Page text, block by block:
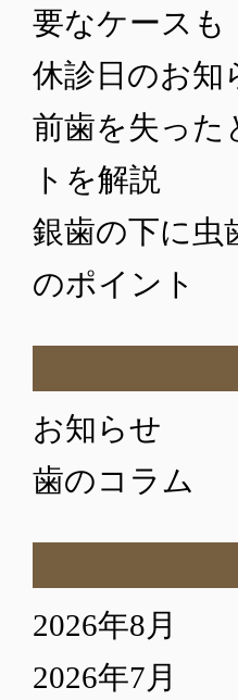
要なケースも
休診日のお知
前歯を失った
トを解説
銀歯の下に虫
のポイント
お知らせ
歯のコラム
2026年8月
2026年7月